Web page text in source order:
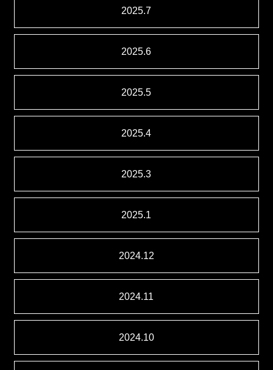
2025.7
2025.6
2025.5
2025.4
2025.3
2025.1
2024.12
2024.11
2024.10